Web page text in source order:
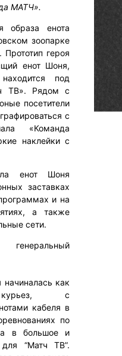
МАТЧ».
образа енота
зоопарке
героя
енот Шоня,
под
ТВ». Рядом с
посетители
с
«Команда
наклейки с
енот Шоня
заставках
и на
а также
сети.
генеральный
начиналась как
с
кабеля в
по
в большое и
“Матч ТВ”.